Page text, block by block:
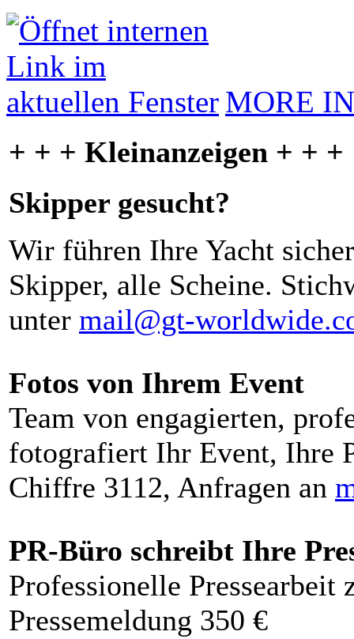
MORE
+ + + Kleinanzeigen + + +
Skipper gesucht?
Wir führen Ihre Yacht
Skipper, alle Scheine.
unter mail@gt-
Fotos von Ihrem Event
Team von engagierten,
fotografiert Ihr Event, Ihre
Chiffre 3112, Anfragen an
PR-Büro schreibt Ihre
Professionelle Pressearbeit
Pressemeldung 350 €